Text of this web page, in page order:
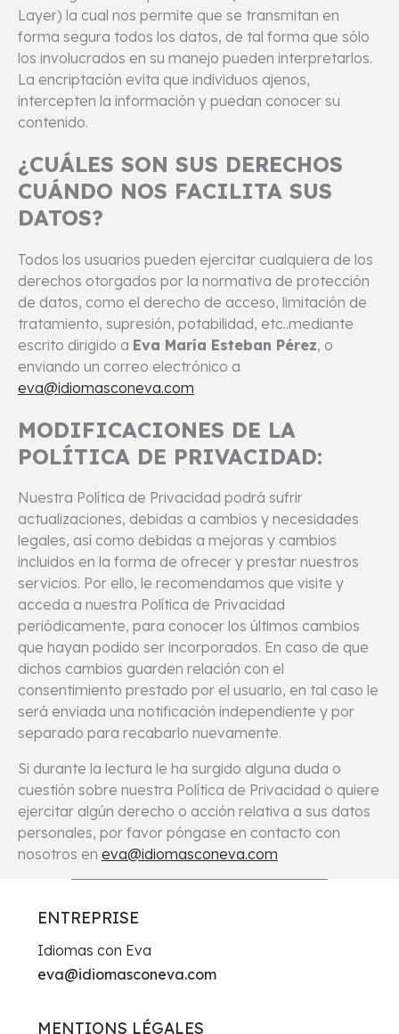
Layer) la cual nos permite que se transmitan en
forma segura todos los datos, de tal forma que sólo
los involucrados en su manejo pueden interpretarlos.
La encriptación evita que individuos ajenos,
intercepten la información y puedan conocer su
contenido.
¿CUÁLES SON SUS DERECHOS
CUÁNDO NOS FACILITA SUS
DATOS?
Todos los usuarios pueden ejercitar cualquiera de los
derechos otorgados por la normativa de protección
de datos, como el derecho de acceso, limitación de
tratamiento, supresión, potabilidad, etc..mediante
escrito dirigido a Eva María Esteban Pérez, o
enviando un correo electrónico a
eva@idiomasconeva.com
MODIFICACIONES DE LA
POLÍTICA DE PRIVACIDAD:
Nuestra Política de Privacidad podrá sufrir
actualizaciones, debidas a cambios y necesidades
legales, así como debidas a mejoras y cambios
incluidos en la forma de ofrecer y prestar nuestros
servicios. Por ello, le recomendamos que visite y
acceda a nuestra Política de Privacidad
periódicamente, para conocer los últimos cambios
que hayan podido ser incorporados. En caso de que
dichos cambios guarden relación con el
consentimiento prestado por el usuario, en tal caso le
será enviada una notificación independiente y por
separado para recabarlo nuevamente.
Si durante la lectura le ha surgido alguna duda o
cuestión sobre nuestra Política de Privacidad o quiere
ejercitar algún derecho o acción relativa a sus datos
personales, por favor póngase en contacto con
nosotros en eva@idiomasconeva.com
ENTREPRISE
Idiomas con Eva
eva@idiomasconeva.com
MENTIONS LÉGALES